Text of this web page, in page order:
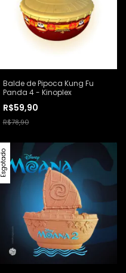
Balde de Pipoca Kung Fu
Panda 4 - Kinoplex
R$59,90
R$78,90
Esgotado